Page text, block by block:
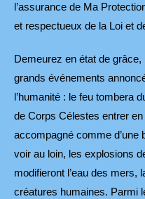
l’assurance de Ma
et respectueux de la Loi et
Demeurez en état de grâce,
grands événements
l’humanité : le feu tombera
de Corps Célestes entrer
accompagné comme d’une
voir au loin, les explosions
modifieront l’eau des mers,
créatures humaines. Parmi